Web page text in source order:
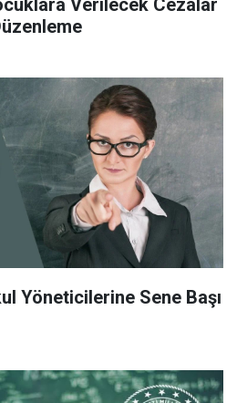
Verilecek Cezalar
Yöneticilerine Sene Başı